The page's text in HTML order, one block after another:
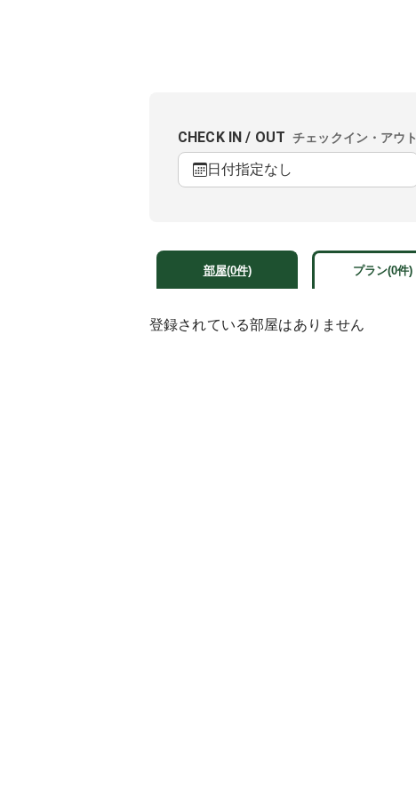
CHECK IN / OUT チェックイン・アウト
日付指定なし
部屋(0件) プラン(0件)
登録されている部屋はありません